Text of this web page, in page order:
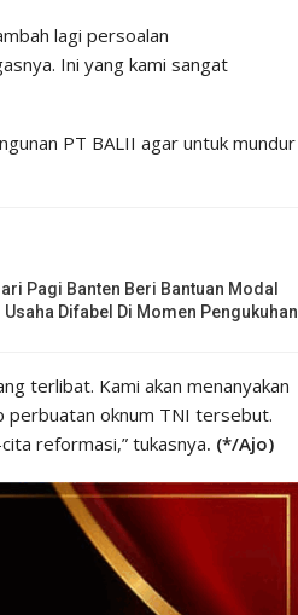
lagi persoalan
Ini yang kami sangat
PT BALII agar untuk mundur
Pagi Banten Beri Bantuan Modal
Usaha Difabel Di Momen Pengukuhan
terlibat. Kami akan menanyakan
perbuatan oknum TNI tersebut.
reformasi,” tukasnya. (*/Ajo)